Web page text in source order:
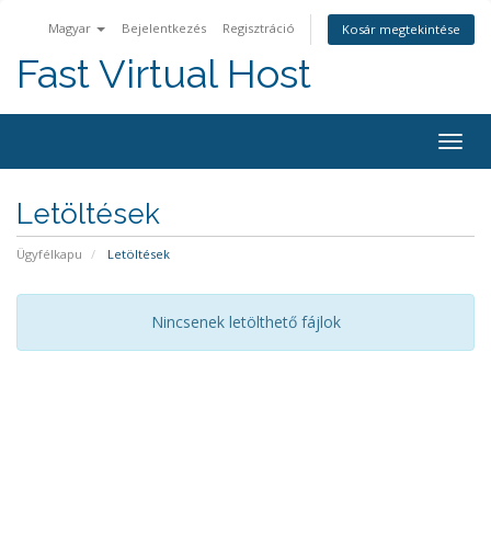
Magyar Bejelentkezés Regisztráció Kosár megtekintése
Fast Virtual Host
a
Letöltések
Ügyfélkapu Letöltések
Nincsenek letölthető fájlok